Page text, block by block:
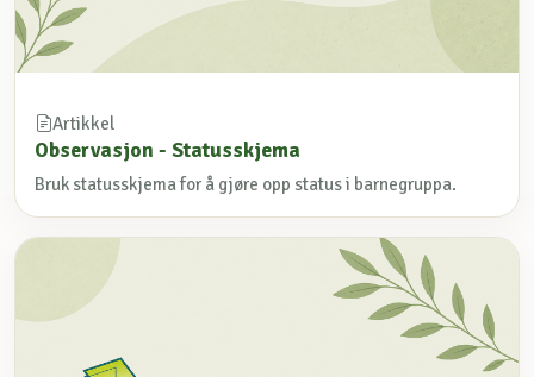
Artikkel
Observasjon - Statusskjema
Bruk statusskjema for å gjøre opp status i barnegruppa.